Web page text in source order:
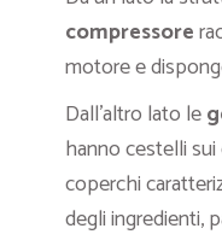
compressore
motore e
Dall’altro lato le
hanno cestelli
coperchi
degli ingredienti,